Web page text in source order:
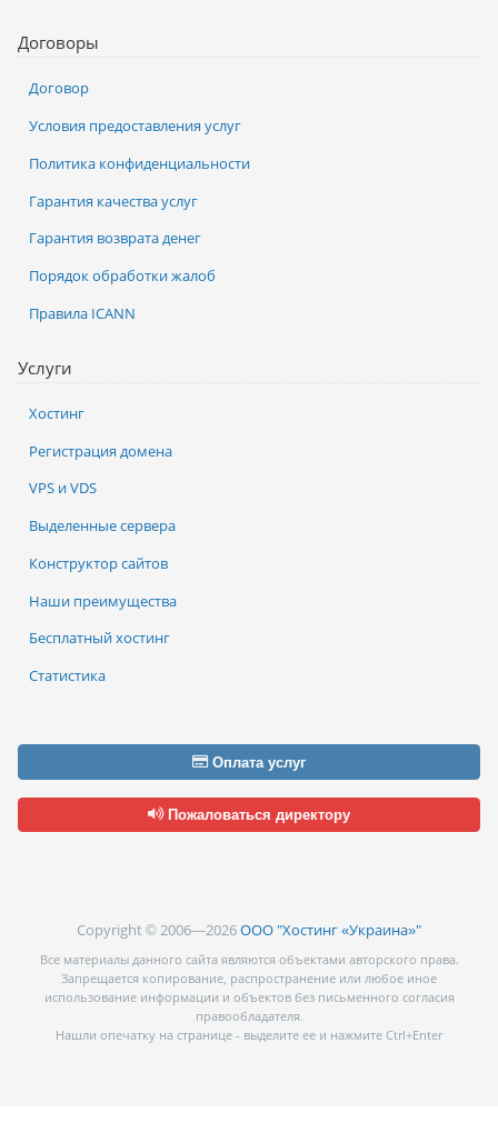
Услуги
Хостинг
Регистрация домена
VPS и VDS
Выделенные сервера
Конструктор сайтов
Наши преимущества
Бесплатный хостинг
Статистика
Договоры
Договор
Условия предоставления услуг
Политика конфиденциальности
Гарантия качества услуг
Гарантия возврата денег
Порядок обработки жалоб
Правила ICANN
Оплата услуг
Пожаловаться директору
Copyright © 2006—2026ООО "Хостинг «Украина»"
Все материалы данного сайта являются объектами авторского права.
Запрещается копирование, распространение или любое иное
использование информации и объектов без письменного согласия
правообладателя.
Нашли опечатку на странице - выделите ее и нажмите Ctrl+Enter